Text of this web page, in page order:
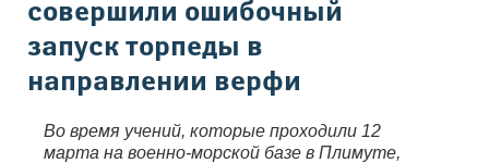
совершили ошибочный
запуск торпеды в
направлении верфи
Во время учений, которые проходили 12
марта на военно-морской базе в Плимуте,